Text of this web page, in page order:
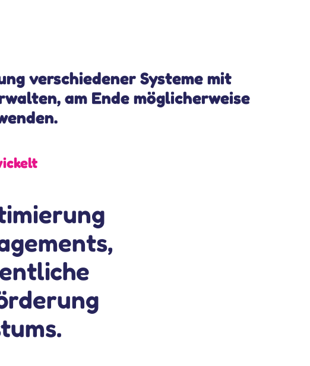
verschiedener Systeme mit
am Ende möglicherweise